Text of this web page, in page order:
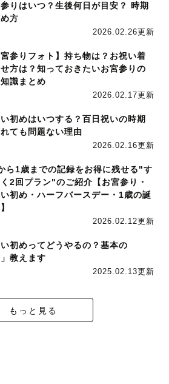
りはいつ？生後何日が目安？ 時期
方
2026.02.26更新
宮参りフォト】持ち物は？お祝い着
方は？知っておきたいお宮参りの
識まとめ
2026.02.17更新
初めはいつする？百日祝いの時期
ても問題ない理由
2026.02.16更新
ら1歳までの記録をお得に残せる"す
く2回プラン"のご紹介【お宮参り・
初め・ハーフバースデー・1歳の誕
2026.02.12更新
初めってどうやるの？基本の
」教えます
2025.02.13更新
もっと見る